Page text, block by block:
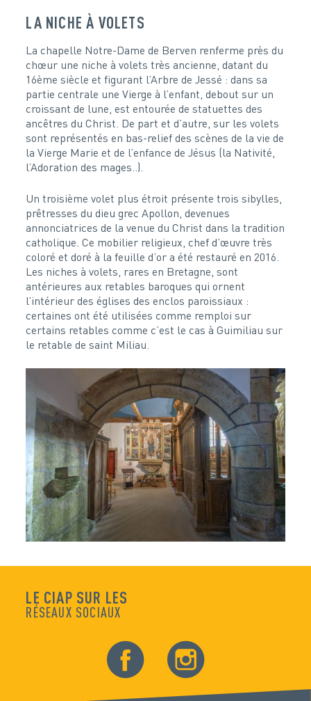
LA NICHE À VOLETS
La chapelle Notre-Dame de Berven renferme près du
chœur une niche à volets très ancienne, datant du
16ème siècle et figurant l’Arbre de Jessé : dans sa
partie centrale une Vierge à l’enfant, debout sur un
croissant de lune, est entourée de statuettes des
ancêtres du Christ. De part et d’autre, sur les volets
sont représentés en bas-relief des scènes de la vie de
la Vierge Marie et de l’enfance de Jésus (la Nativité,
l’Adoration des mages..).
Un troisième volet plus étroit présente trois sibylles,
prêtresses du dieu grec Apollon, devenues
annonciatrices de la venue du Christ dans la tradition
catholique. Ce mobilier religieux, chef d’œuvre très
coloré et doré à la feuille d’or a été restauré en 2016.
Les niches à volets, rares en Bretagne, sont
antérieures aux retables baroques qui ornent
l’intérieur des églises des enclos paroissiaux :
certaines ont été utilisées comme remploi sur
certains retables comme c’est le cas à Guimiliau sur
le retable de saint Miliau.
LE CIAP SUR LES
RÉSEAUX SOCIAUX